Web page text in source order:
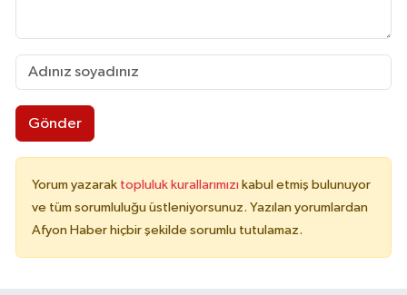
Gönder
Yorum yazarak topluluk kurallarımızı kabul etmiş bulunuyor
ve tüm sorumluluğu üstleniyorsunuz. Yazılan yorumlardan
Afyon Haber hiçbir şekilde sorumlu tutulamaz.